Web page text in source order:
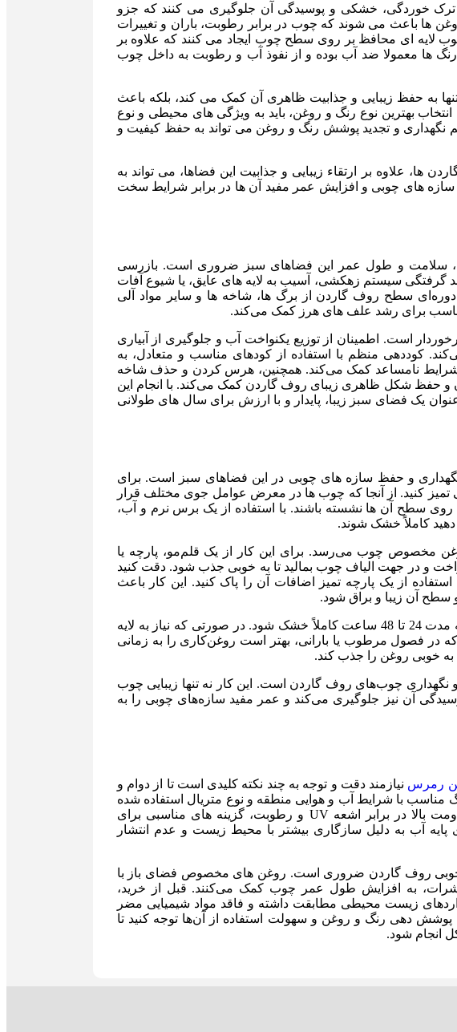
خوردگی، خشکی و پوسیدگی آن جلوگیری می‌ کنند که جزو
‌ها باعث می ‌شوند که چوب در برابر رطوبت، باران و تغییرات
ای محافظ بر روی سطح چوب ایجاد می ‌کنند که علاوه بر
ها معمولا ضد آب بوده و از نفوذ آب و رطوبت به داخل چوب
به حفظ زیبایی و جذابیت ظاهری آن کمک می کند، بلکه باعث
بهترین نوع رنگ و روغن، باید به ویژگی های محیطی و نوع
نگهداری و تجدید پوشش رنگ و روغن می ‌تواند به حفظ کیفیت و
ها، علاوه بر ارتقاء زیبایی و جذابیت این فضاها، می تواند به
های چوبی و افزایش عمر مفید آن ها در برابر شرایط سخت
سلامت و طول عمر این فضاهای سبز ضروری است. بازرسی
گرفتگی سیستم زهکشی، آسیب به لایه های عایق، یا شیوع آفات
سطح روف گاردن از برگ ها، شاخه ها و سایر مواد آلی
مناسب برای رشد علف های هرز کمک می‌کند.
است. اطمینان از توزیع یکنواخت آب و جلوگیری از آبیاری
کوددهی منظم با استفاده از کودهای مناسب و متعادل، به
شرایط نامساعد کمک می‌کند. همچنین، هرس کردن و حذف شاخه
و حفظ شکل ظاهری زیبای روف گاردن کمک می‌کند. با انجام این
یک فضای سبز زیبا، پایدار و با ارزش برای سال های طولانی
و حفظ سازه های چوبی در این فضاهای سبز است. برای
تمیز کنید. از آنجا که چوب ها در معرض عوامل جوی مختلف قرار
سطح آن ها نشسته باشند. با استفاده از یک برس نرم و آب،
کاملاً خشک شوند.
مخصوص چوب می‌رسد. برای این کار از یک قلم‌مو، پارچه یا
و در جهت الیاف چوب بمالید تا به خوبی جذب شود. دقت کنید
از یک پارچه تمیز اضافات آن را پاک کنید. این کار باعث
آن زیبا و براق شود.
پس از اعمال اولین لایه روغن، باید اجازه دهید چوب به مدت 24 تا 48 ساعت کاملاً خشک شود. در صورتی که نیاز به لایه
که در فصول مرطوب یا بارانی، بهتر است روغن‌کاری را به زمانی
به خوبی روغن را جذب کند.
چوب‌های روف گاردن است. این کار نه تنها زیبایی چوب
آن نیز جلوگیری می‌کند و عمر مفید سازه‌های چوبی را به
رمرس نیازمند دقت و توجه به چند نکته کلیدی است تا از دوام و
مناسب با شرایط آب و هوایی منطقه و نوع متریال استفاده شده
در روف گاردن اهمیت دارد. رنگ های اکریلیک با مقاومت بالا در برابر اشعه UV و رطوبت، گزینه های مناسبی برای
آب به دلیل سازگاری بیشتر با محیط زیست و عدم انتشار
چوبی روف گاردن ضروری است. روغن های مخصوص فضای باز با
به افزایش طول عمر چوب کمک می‌کنند. قبل از خرید،
زیست محیطی مطابقت داشته و فاقد مواد شیمیایی مضر
دهی رنگ و روغن و سهولت استفاده از آن‌ها توجه کنید تا
انجام شود.